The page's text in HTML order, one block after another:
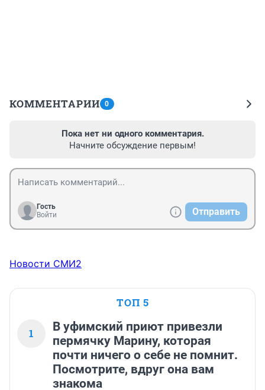
КОММЕНТАРИИ 0
Пока нет ни одного комментария.
Начните обсуждение первым!
Гость
Войти
Отправить
Новости СМИ2
ТОП 5
1
В уфимский приют привезли
пермячку Марину, которая
почти ничего о себе не помнит.
Посмотрите, вдруг она вам
знакома